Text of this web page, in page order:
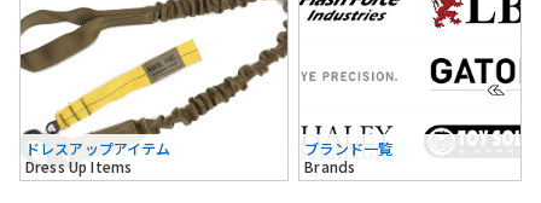
ドレスアップアイテム
Dress Up Items
ブランド一覧
Brands